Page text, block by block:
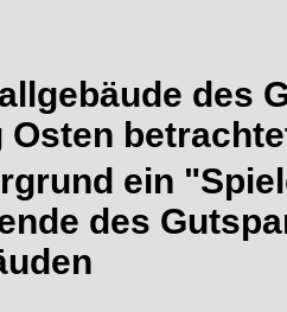
des
Osten
ein
des